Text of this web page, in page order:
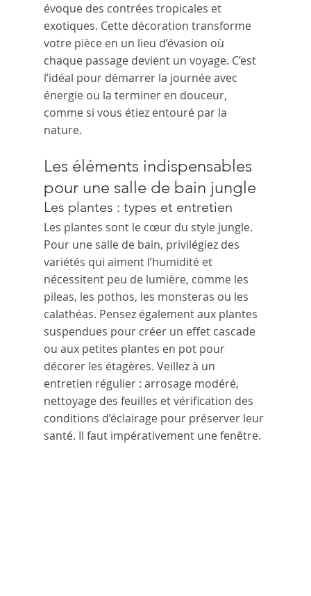
évoque des contrées tropicales et
exotiques. Cette décoration transforme
votre pièce en un lieu d’évasion où
chaque passage devient un voyage. C’est
l’idéal pour démarrer la journée avec
énergie ou la terminer en douceur,
comme si vous étiez entouré par la
nature.
Les éléments indispensables
pour une salle de bain jungle
Les plantes : types et entretien
Les plantes sont le cœur du style jungle.
Pour une salle de bain, privilégiez des
variétés qui aiment l’humidité et
nécessitent peu de lumière, comme les
pileas, les pothos, les monsteras ou les
calathéas. Pensez également aux plantes
suspendues pour créer un effet cascade
ou aux petites plantes en pot pour
décorer les étagères. Veillez à un
entretien régulier : arrosage modéré,
nettoyage des feuilles et vérification des
conditions d’éclairage pour préserver leur
santé. Il faut impérativement une fenêtre.